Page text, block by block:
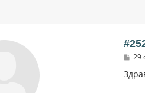
С
о
б
29